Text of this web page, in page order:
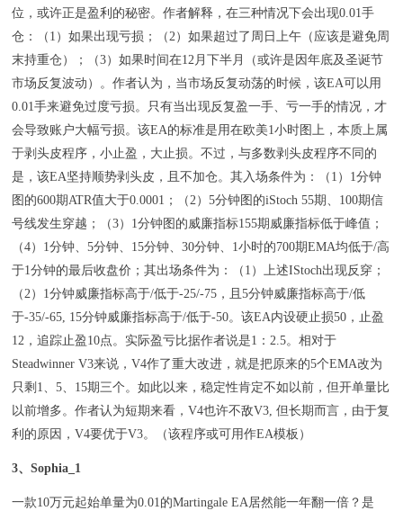
位，或许正是盈利的秘密。作者解释，在三种情况下会出现0.01手
仓：（1）如果出现亏损；（2）如果超过了周日上午（应该是避免周
末持重仓）；（3）如果时间在12月下半月（或许是因年底及圣诞节
市场反复波动）。作者认为，当市场反复动荡的时候，该EA可以用
0.01手来避免过度亏损。只有当出现反复盈一手、亏一手的情况，才
会导致账户大幅亏损。该EA的标准是用在欧美1小时图上，本质上属
于剥头皮程序，小止盈，大止损。不过，与多数剥头皮程序不同的
是，该EA坚持顺势剥头皮，且不加仓。其入场条件为：（1）1分钟
图的600期ATR值大于0.0001；（2）5分钟图的iStoch 55期、100期信
号线发生穿越；（3）1分钟图的威廉指标155期威廉指标低于峰值；
（4）1分钟、5分钟、15分钟、30分钟、1小时的700期EMA均低于/高
于1分钟的最后收盘价；其出场条件为：（1）上述IStoch出现反穿；
（2）1分钟威廉指标高于/低于-25/-75，且5分钟威廉指标高于/低
于-35/-65, 15分钟威廉指标高于/低于-50。该EA内设硬止损50，止盈
12，追踪止盈10点。实际盈亏比据作者说是1：2.5。相对于
Steadwinner V3来说，V4作了重大改进，就是把原来的5个EMA改为
只剩1、5、15期三个。如此以来，稳定性肯定不如以前，但开单量比
以前增多。作者认为短期来看，V4也许不敌V3, 但长期而言，由于复
利的原因，V4要优于V3。（该程序或可用作EA模板）
3、Sophia_1
一款10万元起始单量为0.01的Martingale EA居然能一年翻一倍？是